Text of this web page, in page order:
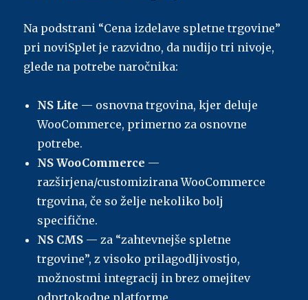
Na podstrani “Cena izdelave spletne trgovine”
pri noviSplet je razvidno, da nudijo tri nivoje,
glede na potrebe naročnika:
NS Lite — osnovna trgovina, kjer deluje
WooCommerce, primerno za osnovne
potrebe.
NS WooCommerce —
razširjena/customizirana WooCommerce
trgovina, če so želje nekoliko bolj
specifične.
NS CMS — za “zahtevnejše spletne
trgovine”, z visoko prilagodljivostjo,
možnostmi integracij in brez omejitev
odprtokodne platforme.